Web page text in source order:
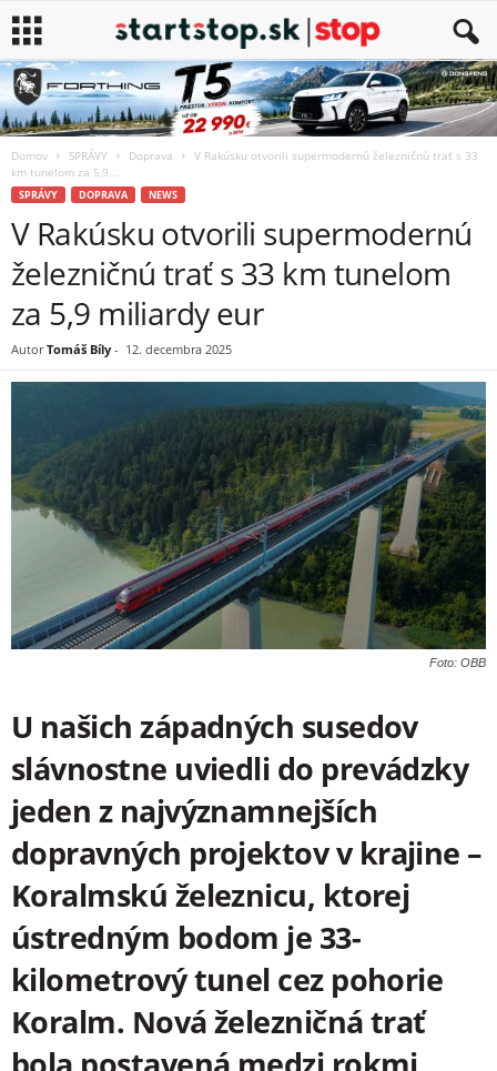
Domov SPRÁVY Doprava
V Rakúsku otvorili supermodernú železničnú trať s 33
km tunelom za 5,9...
SPRÁVY DOPRAVA NEWS
V Rakúsku otvorili supermodernú
železničnú trať s 33 km tunelom
za 5,9 miliardy eur
Autor Tomáš Bíly - 12. decembra 2025
Foto: OBB
U našich západných susedov
slávnostne uviedli do prevádzky
jeden z najvýznamnejších
dopravných projektov v krajine –
Koralmskú železnicu, ktorej
ústredným bodom je 33-
kilometrový tunel cez pohorie
Koralm. Nová železničná trať